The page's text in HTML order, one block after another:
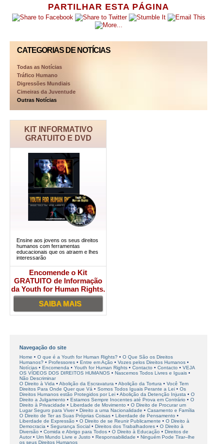
PARTILHAR ESTA PÁGINA
CATEGORIAS DE NOTÍCIAS
Todas as Notícias
Tráfico Humano
Digressões Mundiais
Cimeiras da Juventude
Outras Notícias
KIT INFORMATIVO
GRATUITO E DVD
Ensine aos jovens os seus direitos
humanos com ferramentas
educacionais que os atraem e lhes
interessarão
Encomende o Kit
GRATUITO de Informação
da Youth for Human Rights.
SAIBA MAIS
Navegação do site
Home O que é a Youth for Human Rights?
O Que São os Direitos
Humanos?
Professores Entre em Ação
Vozes pelos Direitos Humanos
Notícias
Encomenda Youth for Human Rights Contacto Contacto
VEJA
OS VÍDEOS DOS DIREITOS HUMANOS
Nascemos Todos Livres e Iguais
Não Descriminar
O Direito à Vida
Abolição da Escravatura Abolição da Tortura
Você Tem
Direitos Para Onde Quer que Vá
Somos Todos Iguais Perante a Lei
Os
Direitos Humanos estão Protegidos por Lei
Abolição da Detenção Injusta
O
Direito a Julgamento
Estamos Sempre Inocentes até Prova em Contrário
O
Direito à Privacidade
Liberdade de Movimento
O Direito de Procurar um
Lugar Seguro para Viver
Direito a uma Nacionalidade
Casamento e Família
O Direito de Ter as Suas Próprias Coisas
Liberdade de Pensamento
Liberdade de Expressão
O Direito de se Reunir Publicamente
O Direito à
Democracia
Segurança Social Direitos dos Trabalhadores
O Direito à
Diversão
Comida e Abrigo para Todos O Direito à Educação
Direitos de
Autor
Um Mundo Livre e Justo Responsabilidade
Ninguém Pode Tirar–lhe
os seus Direitos Humanos